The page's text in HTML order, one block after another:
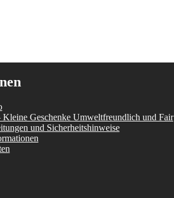
Kleine Geschenke Umweltfreundlich und Fair
und Sicherheitshinweise